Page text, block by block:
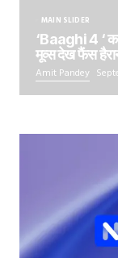
MAIN SLIDER
‘Baaghi 4 ‘ का
मूव्स देख फैंस
Amit Pandey